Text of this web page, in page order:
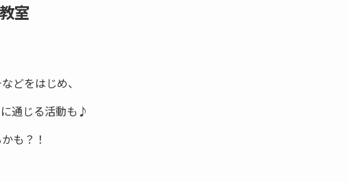
室
どをはじめ、
通じる活動も♪
も？！